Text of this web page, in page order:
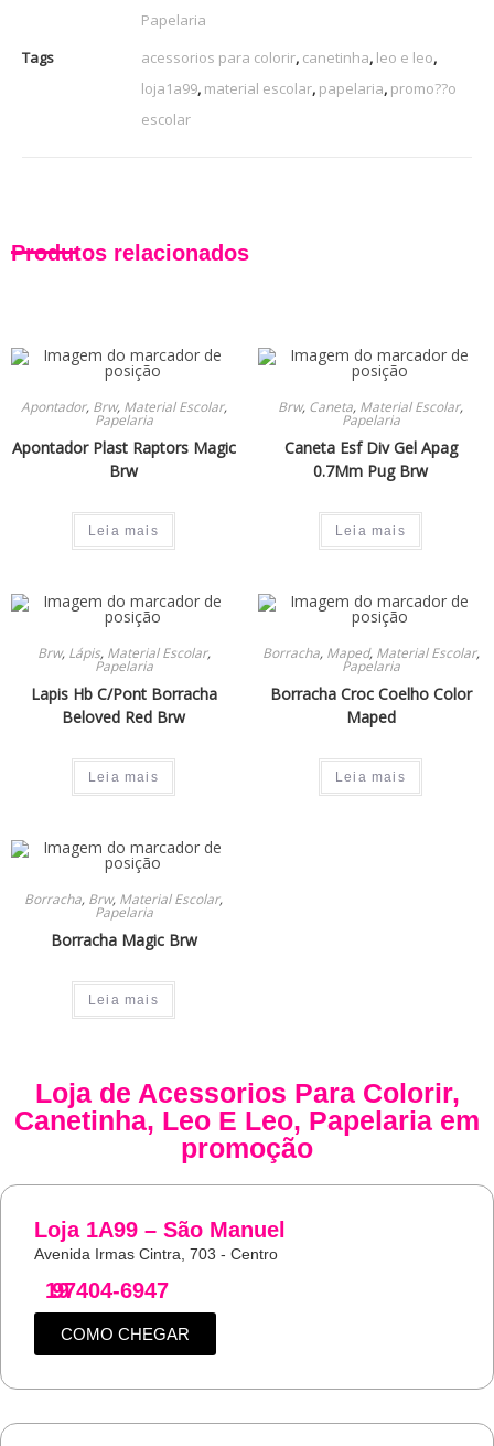
Papelaria
Tags
acessorios para colorir, canetinha, leo e leo,
loja1a99, material escolar, papelaria, promo??o
escolar
Produtos relacionados
Apontador, Brw, Material Escolar,
Papelaria
Apontador Plast Raptors Magic
Brw
Leia mais
Brw, Caneta, Material Escolar,
Papelaria
Caneta Esf Div Gel Apag
0.7Mm Pug Brw
Leia mais
Brw, Lápis, Material Escolar,
Papelaria
Lapis Hb C/Pont Borracha
Beloved Red Brw
Leia mais
Borracha, Maped, Material Escolar,
Papelaria
Borracha Croc Coelho Color
Maped
Leia mais
Borracha, Brw, Material Escolar,
Papelaria
Borracha Magic Brw
Leia mais
Loja de Acessorios Para Colorir,
Canetinha, Leo E Leo, Papelaria em
promoção
Loja 1A99 – São Manuel
Avenida Irmas Cintra, 703 - Centro
19
97404-6947
COMO CHEGAR